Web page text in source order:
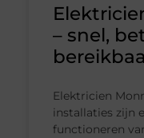
– snel,
Elektricien
installaties zijn
functioneren